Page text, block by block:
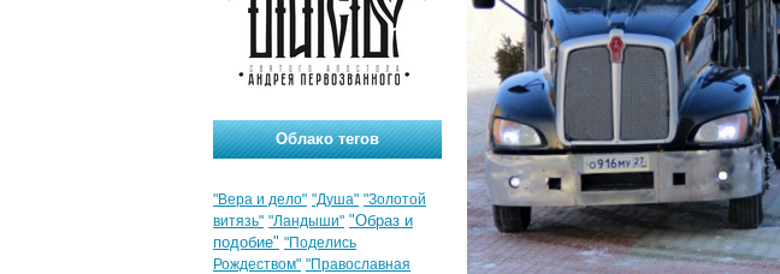
Облако тегов
"Вера и дело" "Душа" "Золотой
витязь" "Ландыши" "Образ и
подобие" "Поделись
Рождеством" "Православная